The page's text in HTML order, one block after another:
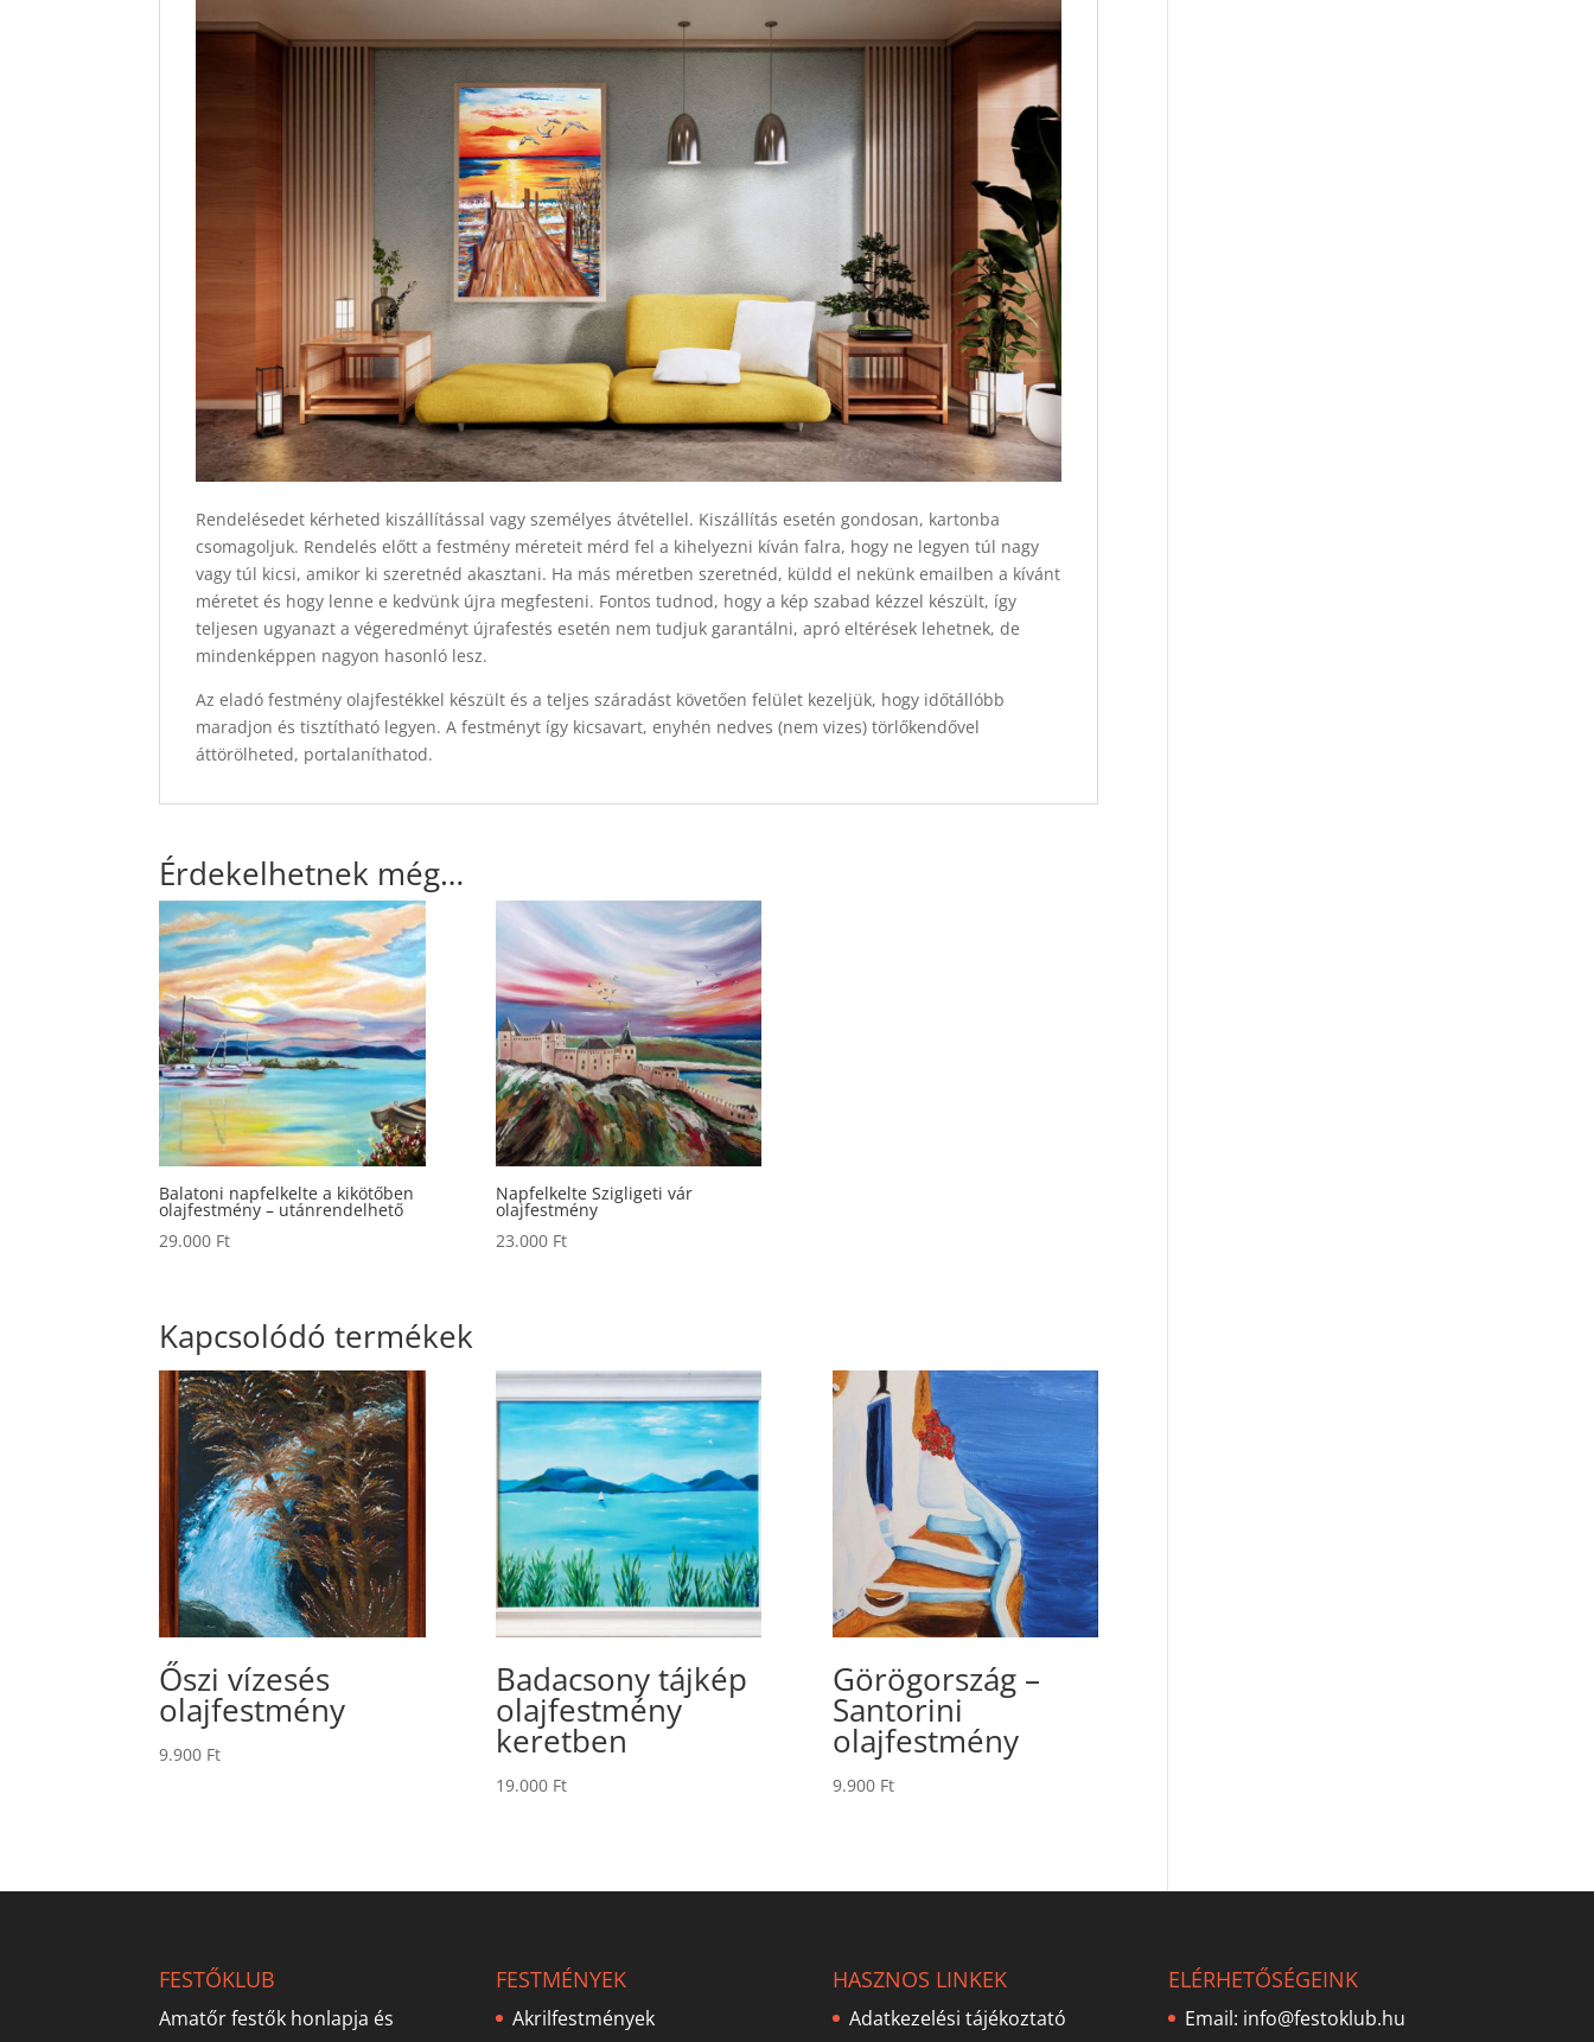
Rendelésedet kérheted kiszállítással vagy személyes átvétellel. Kiszállítás esetén gondosan, kartonba
csomagoljuk. Rendelés előtt a festmény méreteit mérd fel a kihelyezni kíván falra, hogy ne legyen túl nagy
vagy túl kicsi, amikor ki szeretnéd akasztani. Ha más méretben szeretnéd, küldd el nekünk emailben a kívánt
méretet és hogy lenne e kedvünk újra megfesteni. Fontos tudnod, hogy a kép szabad kézzel készült, így
teljesen ugyanazt a végeredményt újrafestés esetén nem tudjuk garantálni, apró eltérések lehetnek, de
mindenképpen nagyon hasonló lesz.
Az eladó festmény olajfestékkel készült és a teljes száradást követően felület kezeljük, hogy időtállóbb
maradjon és tisztítható legyen. A festményt így kicsavart, enyhén nedves (nem vizes) törlőkendővel
áttörölheted, portalaníthatod.
Érdekelhetnek még…
Balatoni napfelkelte a kikötőben
olajfestmény – utánrendelhető
29.000 Ft
Napfelkelte Szigligeti vár
olajfestmény
23.000 Ft
Kapcsolódó termékek
Őszi vízesés
olajfestmény
9.900 Ft
Badacsony tájkép
olajfestmény
keretben
19.000 Ft
Görögország –
Santorini
olajfestmény
9.900 Ft
FESTŐKLUB
Amatőr festők honlapja és
FESTMÉNYEK
Akrilfestmények
HASZNOS LINKEK
Adatkezelési tájékoztató
ELÉRHETŐSÉGEINK
Email: info@festoklub.hu